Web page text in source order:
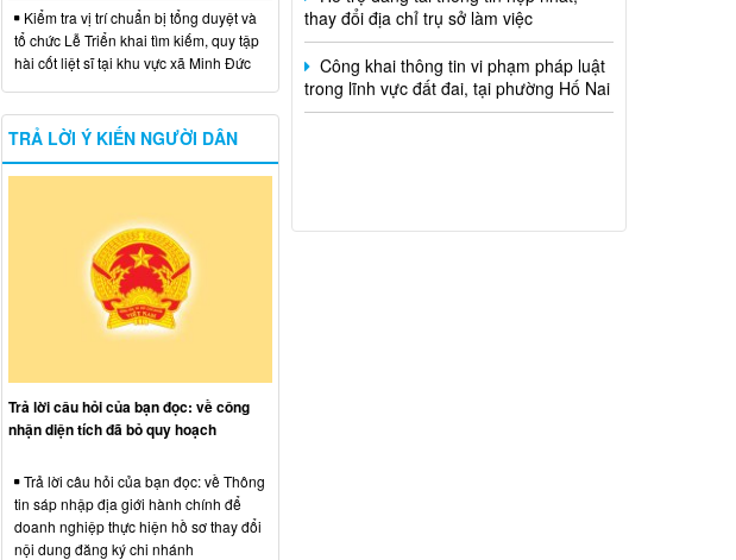
Công khai thông tin vi phạm pháp luật
trong lĩnh vực đất đai, tại phường Hố Nai
Kiểm tra vị trí chuẩn bị tổng duyệt và
tổ chức Lễ Triển khai tìm kiếm, quy tập
hài cốt liệt sĩ tại khu vực xã Minh Đức
TRẢ LỜI Ý KIẾN NGƯỜI DÂN
Trả lời câu hỏi của bạn đọc: về công
nhận diện tích đã bỏ quy hoạch
Trả lời câu hỏi của bạn đọc: về Thông
tin sáp nhập địa giới hành chính để
doanh nghiệp thực hiện hồ sơ thay đổi
nội dung đăng ký chi nhánh